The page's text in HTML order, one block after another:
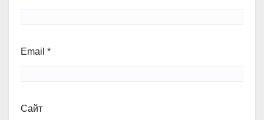
Email *
Сайт